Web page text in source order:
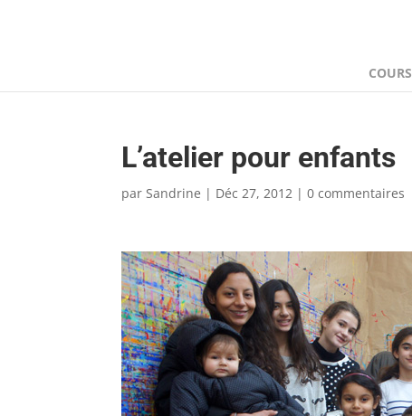
COURS
L’atelier pour enfants
parSandrine | Déc 27, 2012 |0 commentaires